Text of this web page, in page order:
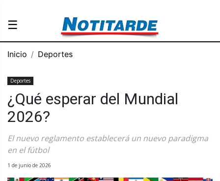
☰
Inicio Deportes
Deportes
¿Qué esperar del Mundial
2026?
El nuevo reglamento establecerá un nuevo paradigma
en el fútbol
1 de junio de 2026